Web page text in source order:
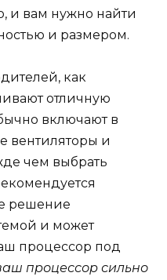
и вам нужно найти
и размером.
как
отличную
включают в
вентиляторы и
чем выбрать
решение
и может
процессор под
процессор сильно